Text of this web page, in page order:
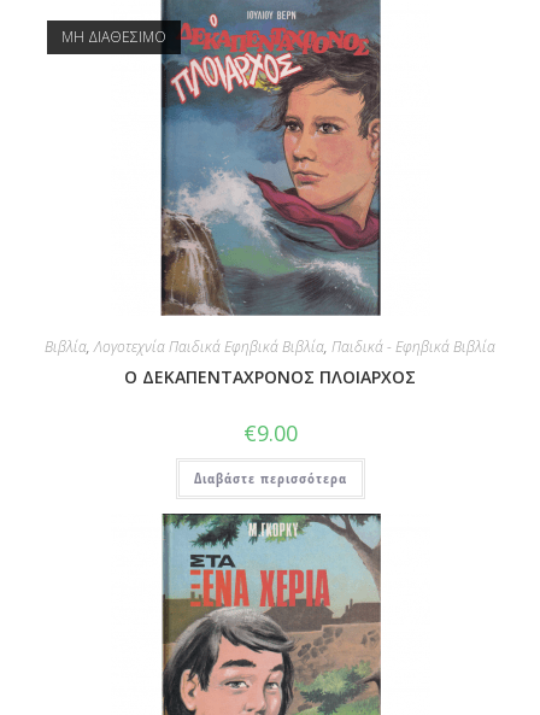
ΜΗ ΔΙΑΘΕΣΙΜΟ
Βιβλία,Λογοτεχνία Παιδικά Εφηβικά Βιβλία, Παιδικά - Εφηβικά Βιβλία
Ο ΔΕΚΑΠΕΝΤΑΧΡΟΝΟΣ ΠΛΟΙΑΡΧΟΣ
€9.00
Διαβάστε περισσότερα